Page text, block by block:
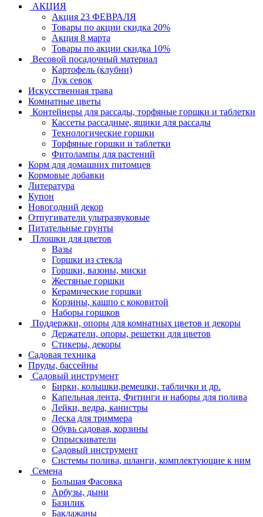
АКЦИЯ
Акция 23 ФЕВРАЛЯ
Товары по акции скидка 20%
Акция 8 марта
Товары по акции скидка 10%
Весовой посадочный материал
Картофель (клубни)
Лук севок
Искусственная трава
Комнатные цветы
Контейнеры для рассады, торфяные горшки и таблетки
Кассеты рассадные, ящики для рассады
Технологические горшки
Торфяные горшки и таблетки
Фитолампы для растений
Корм для домашних питомцев
Кормовые добавки
Литература
Купон
Новогодний декор
Отпугиватели ультразвуковые
Питательные грунты
Плошки для цветов
Вазы
Горшки из стекла
Горшки, вазоны, миски
Жестяные горшки
Керамические горшки
Корзины, кашпо с коковитой
Наборы горшков
Поддержки, опоры для комнатных цветов и декоры
Держатели, опоры, решетки для цветов
Стикеры, декоры
Садовая техника
Пруды, бассейны
Садовый инструмент
Бирки, колышки,ремешки, таблички и др.
Капельная лента, Фитинги и наборы для полива
Лейки, ведра, канистры
Леска для триммера
Обувь садовая, корзины
Опрыскиватели
Садовый инструмент
Системы полива, шланги, комплектующие к ним
Семена
Большая Фасовка
Арбузы, дыни
Базилик
Баклажаны